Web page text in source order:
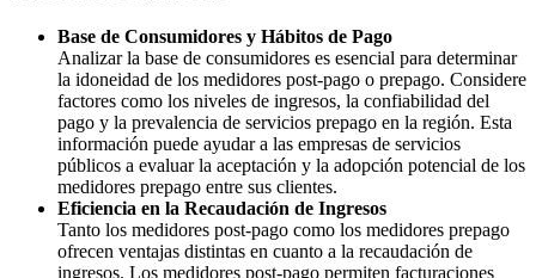
Base de Consumidores y Hábitos de Pago
Analizar la base de consumidores es esencial para determinar
la idoneidad de los medidores post-pago o prepago. Considere
factores como los niveles de ingresos, la confiabilidad del
pago y la prevalencia de servicios prepago en la región. Esta
información puede ayudar a las empresas de servicios
públicos a evaluar la aceptación y la adopción potencial de los
medidores prepago entre sus clientes.
Eficiencia en la Recaudación de Ingresos
Tanto los medidores post-pago como los medidores prepago
ofrecen ventajas distintas en cuanto a la recaudación de
ingresos. Los medidores post-pago permiten facturaciones